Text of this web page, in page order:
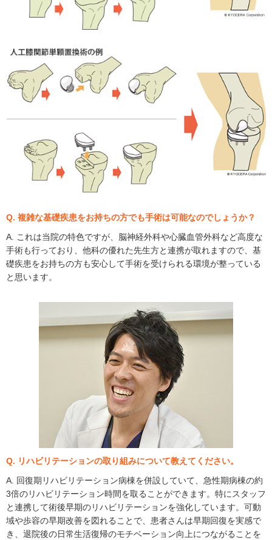
Q. 複雑な基礎疾患をお持ちの方でも手術は可能なのでしょうか？
A. これは当院の特色ですが、脳神経外科や心臓血管外科など高度な
手術も行っており、他科の優れた先生方と連携が取れますので、基
礎疾患をお持ちの方も安心して手術を受けられる環境が整っている
と思います。
Q. リハビリテーションの取り組みについて教えてください。
A. 回復期リハビリテーション病棟を併設していて、急性期病棟の約
3倍のリハビリテーション時間を取ることができます。特にスタッフ
と連携して術後早期のリハビリテーションを強化しています。可動
域や歩容の早期改善を図れることで、患者さんは早期回復を実感で
き、退院後の日常生活復帰のモチベーション向上につながることを